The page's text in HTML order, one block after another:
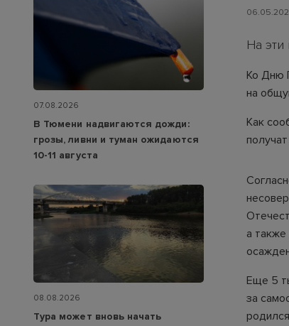
На
Ко Дню
на
Как
а
Еще 5
за
07.08.2026
В Тюмени надвигаются дожди:
грозы, ливни и туман ожидаются
10-11 августа
08.08.2026
Тура может вновь начать